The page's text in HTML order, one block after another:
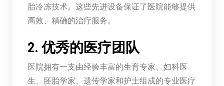
胎冷冻技术。这些先进设备保证了医院能够提供
高效、精确的治疗服务。
2. 优秀的医疗团队
医院拥有一支由经验丰富的生育专家、妇科医
生、胚胎学家、遗传学家和护士组成的专业医疗